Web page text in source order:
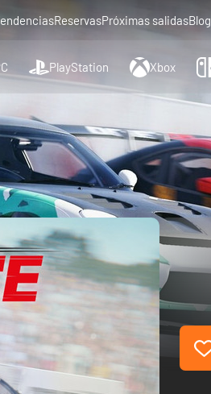
ReservasPróximas salidasBlog
PlayStation Xbox